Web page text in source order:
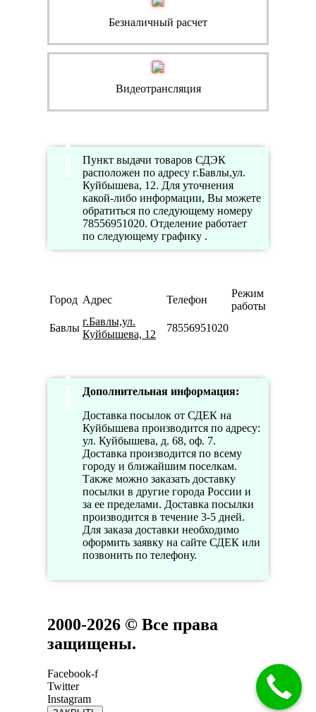
Безналичный расчет
Видеотрансляция
Пункт выдачи товаров СДЭК
расположен по адресу г.Бавлы,ул.
Куйбышева, 12. Для уточнения
какой-либо информации, Вы можете
обратиться по следующему номеру
78556951020. Отделение работает
по следующему графику .
Город Адрес Телефон
Режим
работы
Бавлы
г.Бавлы,ул.
Куйбышева, 12
78556951020
Дополнительная информация:
Доставка посылок от СДЕК на
Куйбышева производится по адресу:
ул. Куйбышева, д. 68, оф. 7.
Доставка производится по всему
городу и ближайшим поселкам.
Также можно заказать доставку
посылки в другие города России и
за ее пределами. Доставка посылки
производится в течение 3-5 дней.
Для заказа доставки необходимо
оформить заявку на сайте СДЕК или
позвонить по телефону.
2000-2026 © Все права
защищены.
Facebook-f
Twitter
Instagram